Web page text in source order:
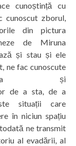
cunoștință cu
cunoscut zborul,
din pictura
de Miruna
și stau și ele
ne fac cunoscute
și
de a sta, de a
situații care
în niciun spațiu
ne transmit
al evadării, al